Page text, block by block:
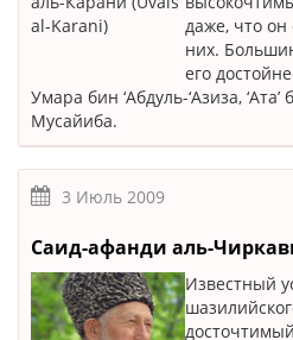
даже, что
них.
его
Умара бин ‘Абдуль-‘Азиза,
Мусайиба.
3 Июль 2009
Саид-афанди аль-
Известный